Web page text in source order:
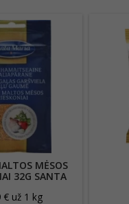
MĖSOS
32G SANTA
€ už 1 kg